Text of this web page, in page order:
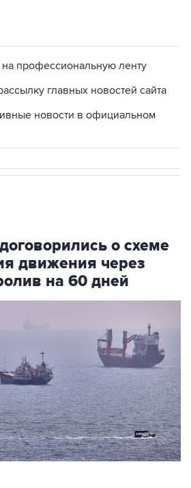
на профессиональную ленту
главных новостей сайта
новости в официальном
о схеме
движения через
на 60 дней